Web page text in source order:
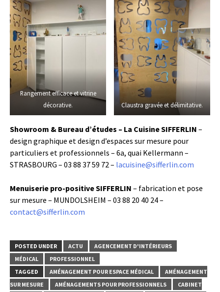
Rangement efficace et vitrine
décorative.
Claustra gravée et délimitative.
Showroom & Bureau d’études – La Cuisine SIFFERLIN –
design graphique et design d’espaces sur mesure pour
particuliers et professionnels – 6a, quai Kellermann –
STRASBOURG – 03 88 37 59 72 – lacuisine@sifferlin.com
Menuiserie pro-positive SIFFERLIN – fabrication et pose
sur mesure – MUNDOLSHEIM – 03 88 20 40 24 –
contact@sifferlin.com
POSTED UNDER ACTU
AGENCEMENT D'INTÉRIEURS
MÉDICAL
PROFESSIONNEL
TAGGED
AMÉNAGEMENT POUR ESPACE MÉDICAL
AMÉNAGEMENT
SUR MESURE
AMÉNAGEMENTS POUR PROFESSIONNELS
CABINET